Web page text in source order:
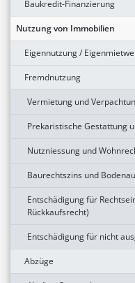
Baukredit-Finanzierung
Nutzung von Immobilien
Eigennutzung /
Fremdnutzung
Vermietung und
Prekaristische Gestattung
Nutzniessung und
Baurechtszins und
Entschädigung für
Rückkaufsrecht)
Entschädigung für nicht
Abzüge